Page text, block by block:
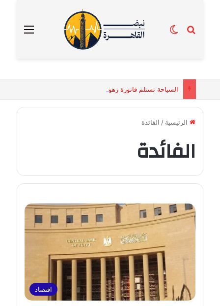
القائمة بحث عنالوضع المظلم
الرئيسية / الفائدة
الفائدة
اقتصاد